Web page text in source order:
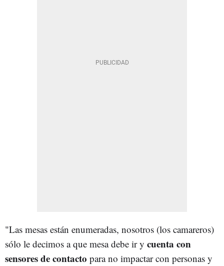
"Las mesas están enumeradas, nosotros (los camareros)
sólo le decimos a que mesa debe ir y cuenta con
sensores de contacto para no impactar con personas y